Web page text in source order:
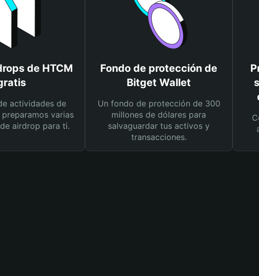
de HTCM
actividades de
varias
airdrop para ti.
Fondo de protección de
Bitget Wallet
Un fondo de protección de 300
millones de dólares para
salvaguardar tus activos y
transacciones.